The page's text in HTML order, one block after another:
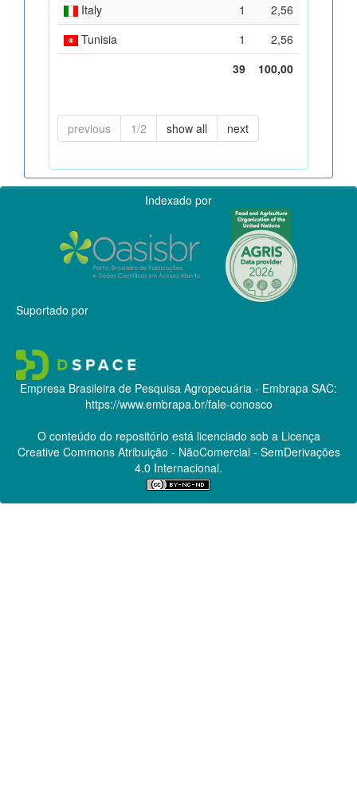
Italy
1
2,56
Tunisia
1
2,56
39
100,00
previous 1/2 show all next
Indexado por
Suportado por
Empresa Brasileira de Pesquisa Agropecuária - Embrapa SAC:
https://www.embrapa.br/fale-conosco
O conteúdo do repositório está licenciado sob a Licença
Creative CommonsAtribuição - NãoComercial - SemDerivações
4.0 Internacional.